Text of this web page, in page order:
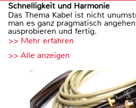
Schnelligkeit und Harmonie
Das Thema Kabel ist nicht
man es ganz pragmatisch
ausprobieren und fertig.
>> Mehr erfahren
>> Alle anzeigen